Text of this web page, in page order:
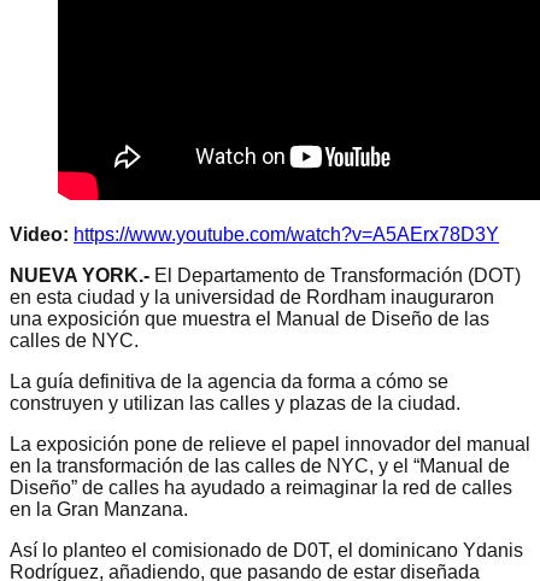
Video: https://www.youtube.com/watch?v=A5AErx78D3Y
NUEVA YORK.- El Departamento de Transformación (DOT)
en esta ciudad y la universidad de Rordham inauguraron
una exposición que muestra el Manual de Diseño de las
calles de NYC.
La guía definitiva de la agencia da forma a cómo se
construyen y utilizan las calles y plazas de la ciudad.
La exposición pone de relieve el papel innovador del manual
en la transformación de las calles de NYC, y el “Manual de
Diseño” de calles ha ayudado a reimaginar la red de calles
en la Gran Manzana.
Así lo planteo el comisionado de D0T, el dominicano Ydanis
Rodríguez, añadiendo, que pasando de estar diseñada